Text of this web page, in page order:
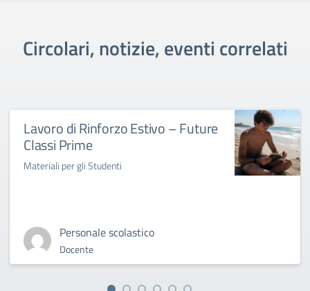
Circolari, notizie, eventi correlati
Lavoro di Rinforzo Estivo – Future
Classi Prime
Materiali per gli Studenti
Personale scolastico
Docente